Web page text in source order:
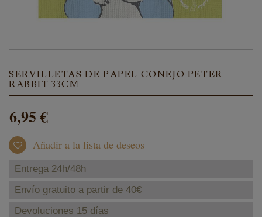
SERVILLETAS DE PAPEL CONEJO PETER
RABBIT 33CM
6,95 €
Añadir a la lista de deseos
Entrega 24h/48h
Envío gratuito a partir de 40€
Devoluciones 15 días